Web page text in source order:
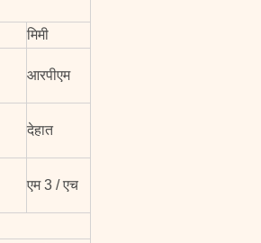
मिमी
आरपीएम
देहात
एम 3 / एच